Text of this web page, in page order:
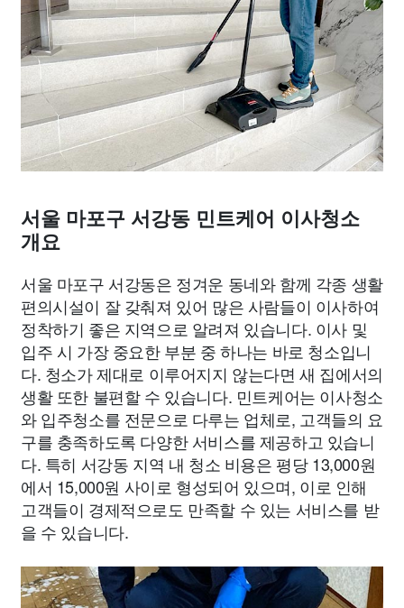
서울 마포구 서강동 민트케어 이사청소
개요
서울 마포구 서강동은 정겨운 동네와 함께 각종 생활
편의시설이 잘 갖춰져 있어 많은 사람들이 이사하여
정착하기 좋은 지역으로 알려져 있습니다. 이사 및
입주 시 가장 중요한 부분 중 하나는 바로 청소입니
다. 청소가 제대로 이루어지지 않는다면 새 집에서의
생활 또한 불편할 수 있습니다. 민트케어는 이사청소
와 입주청소를 전문으로 다루는 업체로, 고객들의 요
구를 충족하도록 다양한 서비스를 제공하고 있습니
다. 특히 서강동 지역 내 청소 비용은 평당 13,000원
에서 15,000원 사이로 형성되어 있으며, 이로 인해
고객들이 경제적으로도 만족할 수 있는 서비스를 받
을 수 있습니다.